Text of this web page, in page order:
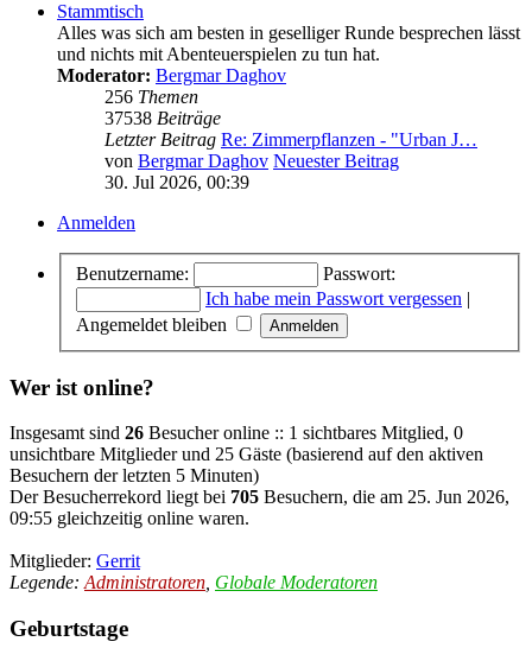
Stammtisch
Alles was sich am besten in geselliger Runde besprechen lässt
und nichts mit Abenteuerspielen zu tun hat.
Moderator: Bergmar Daghov
256 Themen
37538 Beiträge
Letzter Beitrag Re: Zimmerpflanzen - "Urban J…
von Bergmar Daghov Neuester Beitrag
30. Jul 2026, 00:39
Anmelden
Benutzername:
Passwort:
Ich habe mein Passwort vergessen |
Angemeldet bleiben
Wer ist online?
Insgesamt sind 26 Besucher online :: 1 sichtbares Mitglied, 0
unsichtbare Mitglieder und 25 Gäste (basierend auf den aktiven
Besuchern der letzten 5 Minuten)
Der Besucherrekord liegt bei 705 Besuchern, die am 25. Jun 2026,
09:55 gleichzeitig online waren.
Mitglieder: Gerrit
Legende:Administratoren, Globale Moderatoren
Geburtstage